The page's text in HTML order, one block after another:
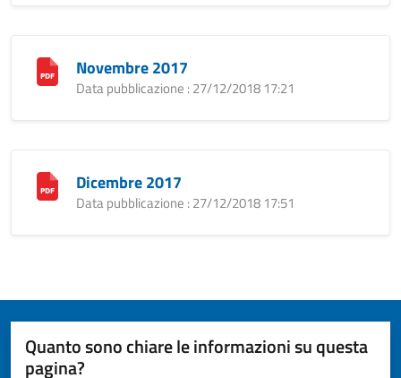
Novembre 2017
Data pubblicazione : 27/12/2018 17:21
Dicembre 2017
Data pubblicazione : 27/12/2018 17:51
Quanto sono chiare le informazioni su questa
pagina?